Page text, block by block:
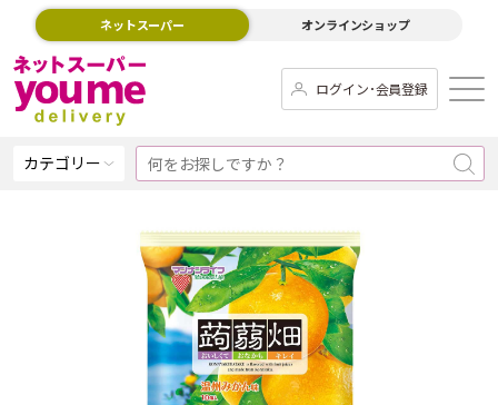
ネットスーパー オンラインショップ
ログイン･会員登録
カテゴリー